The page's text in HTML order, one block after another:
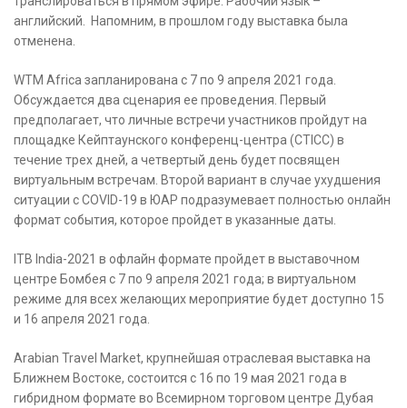
английский. Напомним, в прошлом году выставка была
отменена.
WTM Africa запланирована с 7 по 9 апреля 2021 года.
Обсуждается два сценария ее проведения. Первый
предполагает, что личные встречи участников пройдут на
площадке Кейптаунского конференц-центра (CTICC) в
течение трех дней, а четвертый день будет посвящен
виртуальным встречам. Второй вариант в случае ухудшения
ситуации с COVID-19 в ЮАР подразумевает полностью онлайн
формат события, которое пройдет в указанные даты.
ITB India-2021 в офлайн формате пройдет в выставочном
центре Бомбея с 7 по 9 апреля 2021 года; в виртуальном
режиме для всех желающих мероприятие будет доступно 15
и 16 апреля 2021 года.
Arabian Travel Market, крупнейшая отраслевая выставка на
Ближнем Востоке, состоится с 16 по 19 мая 2021 года в
гибридном формате во Всемирном торговом центре Дубая